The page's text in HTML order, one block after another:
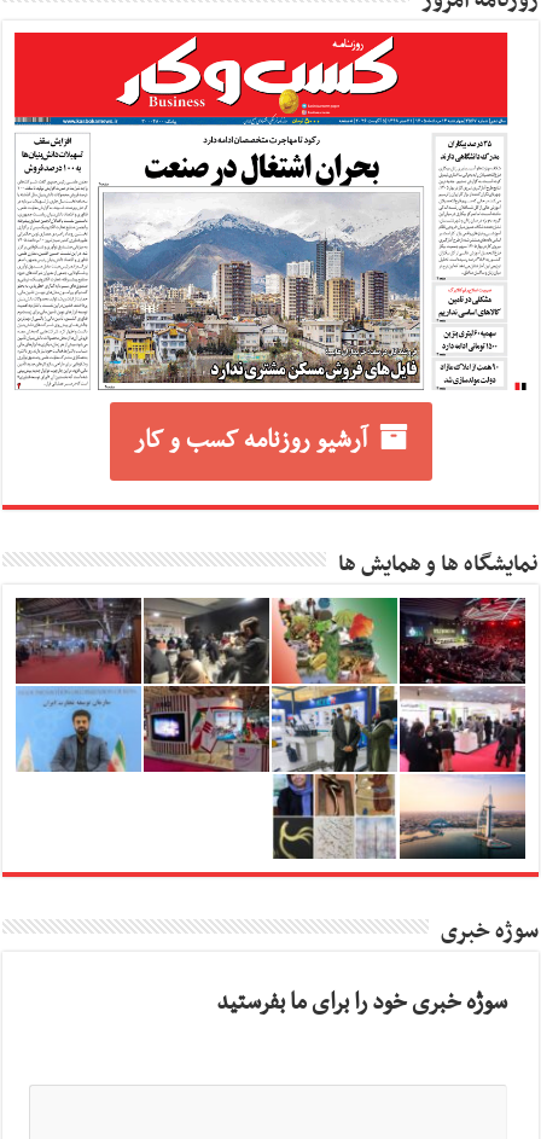
آرشیو روزنامه کسب و کار
نمایشگاه ها و همایش ها
سوژه خبری
سوژه خبری خود را برای ما بفرستید